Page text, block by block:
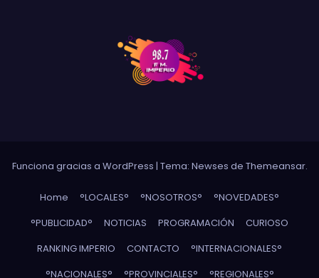
Funciona gracias a WordPress | Tema: Newses de Themeansar.
Home °LOCALES° °NOSOTROS°
°NOVEDADES°
°PUBLICIDAD°
NOTICIAS PROGRAMACIÓN
CURIOSO
RANKING IMPERIO
CONTACTO
°INTERNACIONALES°
°NACIONALES°
°PROVINCIALES° °REGIONALES°